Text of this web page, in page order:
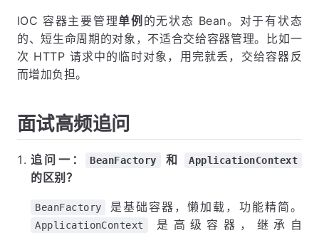
IOC 容器主要管理单例 的无状态 Bean。对于有状态
的、短生命周期的对象，不适合交给容器管理。比如一
次 HTTP 请求中的临时对象，用完就丢，交给容器反
而增加负担。
面试高频追问
追问一： BeanFactory 和 ApplicationContext
的区别？
BeanFactory 是基础容器，懒加载，功能精简。
ApplicationContext 是高级容器，继承自